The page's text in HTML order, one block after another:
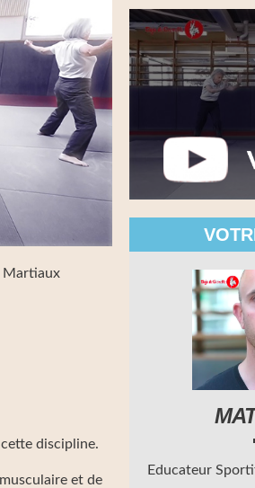
Martiaux
discipline.
et de
Educateur